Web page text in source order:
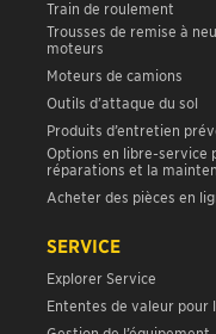
Train de roulement
Trousses de remise à
moteurs
Moteurs de camions
Outils d’attaque du sol
Produits d’entretien
Options en libre-service
réparations et la
Acheter des pièces en
SERVICE
Explorer Service
Ententes de valeur pour